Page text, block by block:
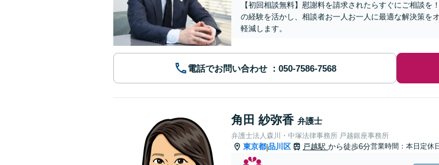
【初回相談無料】慰謝料を請求されたらすぐにご相談
の経験を活かし、相談者お一人お一人に最適な解決策を
軽減します。
電話でお問い合わせ
角田 紗弥香 弁護士
弁護士法人森川・中塚法律事務所 戸越銀座事務所
東京都|品川区 戸越駅 から徒歩6分営業時間：本日定休日